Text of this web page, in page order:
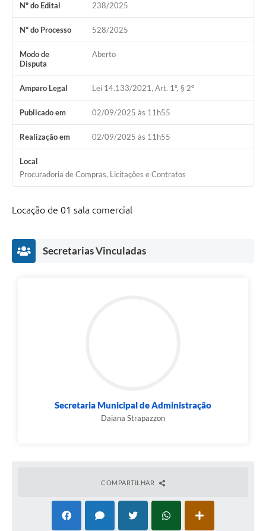
Nº do Edital 238/2025
Nº do Processo 528/2025
Modo de
Disputa
Aberto
Amparo Legal Lei 14.133/2021, Art. 1º, § 2º
Publicado em 02/09/2025 às 11h55
Realização em 02/09/2025 às 11h55
Local
Procuradoria de Compras, Licitações e Contratos
Locação de 01 sala comercial
Secretarias Vinculadas
Secretaria Municipal de Administração
Daiana Strapazzon
COMPARTILHAR